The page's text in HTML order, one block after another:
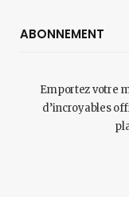
ABONNEMENT
Emportez votre
d’incroyables